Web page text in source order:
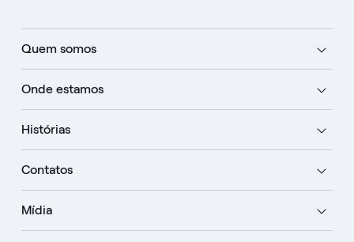
Quem somos
Onde estamos
Histórias
Contatos
Mídia